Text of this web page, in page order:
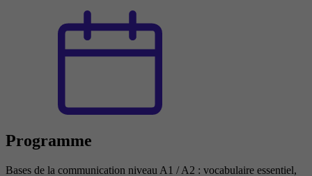
Programme
Bases de la communication niveau A1 / A2 : vocabulaire essentiel,